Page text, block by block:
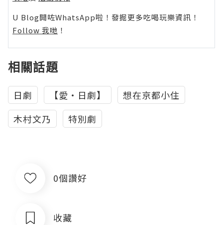
U Blog開咗WhatsApp啦！發掘更多吃喝玩樂資訊！
Follow 我哋 ！
相關話題
日劇 【愛・日劇】
想在京都小住
木村文乃
特別劇
0個讚好
收藏